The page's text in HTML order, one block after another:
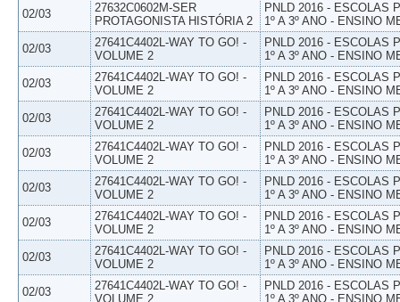
02/03
27632C0602M-SER
PROTAGONISTA HISTÓRIA 2
PNLD 2016 - ESCOLAS
1º A 3º ANO - ENSINO
02/03
27641C4402L-WAY TO GO! -
VOLUME 2
PNLD 2016 - ESCOLAS
1º A 3º ANO - ENSINO
02/03
27641C4402L-WAY TO GO! -
VOLUME 2
PNLD 2016 - ESCOLAS
1º A 3º ANO - ENSINO
02/03
27641C4402L-WAY TO GO! -
VOLUME 2
PNLD 2016 - ESCOLAS
1º A 3º ANO - ENSINO
02/03
27641C4402L-WAY TO GO! -
VOLUME 2
PNLD 2016 - ESCOLAS
1º A 3º ANO - ENSINO
02/03
27641C4402L-WAY TO GO! -
VOLUME 2
PNLD 2016 - ESCOLAS
1º A 3º ANO - ENSINO
02/03
27641C4402L-WAY TO GO! -
VOLUME 2
PNLD 2016 - ESCOLAS
1º A 3º ANO - ENSINO
02/03
27641C4402L-WAY TO GO! -
VOLUME 2
PNLD 2016 - ESCOLAS
1º A 3º ANO - ENSINO
02/03
27641C4402L-WAY TO GO! -
VOLUME 2
PNLD 2016 - ESCOLAS
1º A 3º ANO - ENSINO